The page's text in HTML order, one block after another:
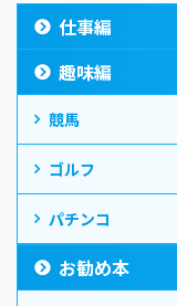
仕事編
趣味編
競馬
ゴルフ
パチンコ
お勧め本